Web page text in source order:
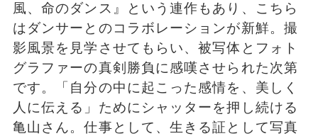
風、命のダンス』という連作もあり、こちら
はダンサーとのコラボレーションが新鮮。撮
影風景を見学させてもらい、被写体とフォト
グラファーの真剣勝負に感嘆させられた次第
です。「自分の中に起こった感情を、美しく
人に伝える」ためにシャッターを押し続ける
亀山さん。仕事として、生きる証として写真